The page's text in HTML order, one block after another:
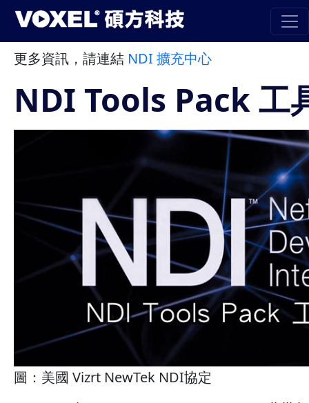
更多資訊，請連結 NDI 擴充中心
NDI Tools Pack 工
圖：美國 Vizrt NewTek NDI協定